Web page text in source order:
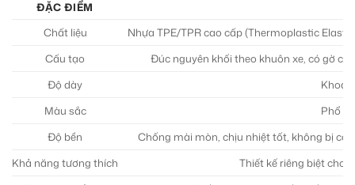
ĐẶC ĐIỂM
Chất liệu
Nhựa TPE/TPR cao cấp (Thermoplastic
Cấu tạo
Đúc nguyên khối theo khuôn xe, có gờ
Độ dày
Màu sắc
Phổ
Độ bền
Chống mài mòn, chịu nhiệt tốt, không bị co
Khả năng tương thích
Thiết kế riêng biệt cho